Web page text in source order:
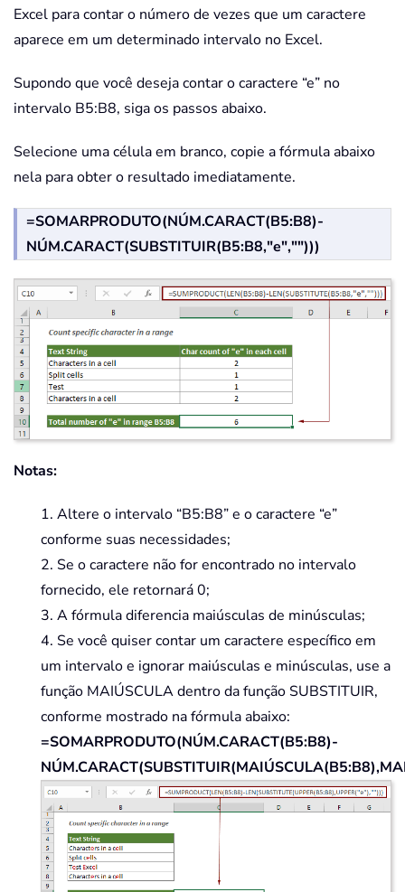
Excel para contar o número de vezes que um caractere
aparece em um determinado intervalo no Excel.
Supondo que você deseja contar o caractere “e” no
intervalo B5:B8, siga os passos abaixo.
Selecione uma célula em branco, copie a fórmula abaixo
nela para obter o resultado imediatamente.
=SOMARPRODUTO(NÚM.CARACT(B5:B8)-
NÚM.CARACT(SUBSTITUIR(B5:B8,"e","")))
Notas:
1. Altere o intervalo “B5:B8” e o caractere “e”
conforme suas necessidades;
2. Se o caractere não for encontrado no intervalo
fornecido, ele retornará 0;
3. A fórmula diferencia maiúsculas de minúsculas;
4. Se você quiser contar um caractere específico em
um intervalo e ignorar maiúsculas e minúsculas, use a
função MAIÚSCULA dentro da função SUBSTITUIR,
conforme mostrado na fórmula abaixo:
=SOMARPRODUTO(NÚM.CARACT(B5:B8)-